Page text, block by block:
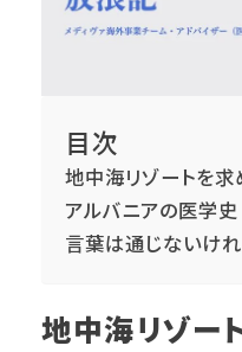
目次
地中海リゾートを求
アルバニアの医学史
言葉は通じないけ
地中海リゾー